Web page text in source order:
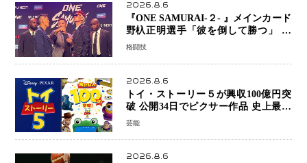
2026.8.6
『ONE SAMURAI-２- 』メインカード
野杁正明選手「彼を倒して勝つ」 リ
ウ・メンヤンとの因縁に決着へ 再起
初戦
格闘技
2026.8.6
トイ・ストーリー５が興収100億円突
破 公開34日でピクサー作品 史上最速
日本歴代シリーズ最高更新も目前
芸能
2026.8.6